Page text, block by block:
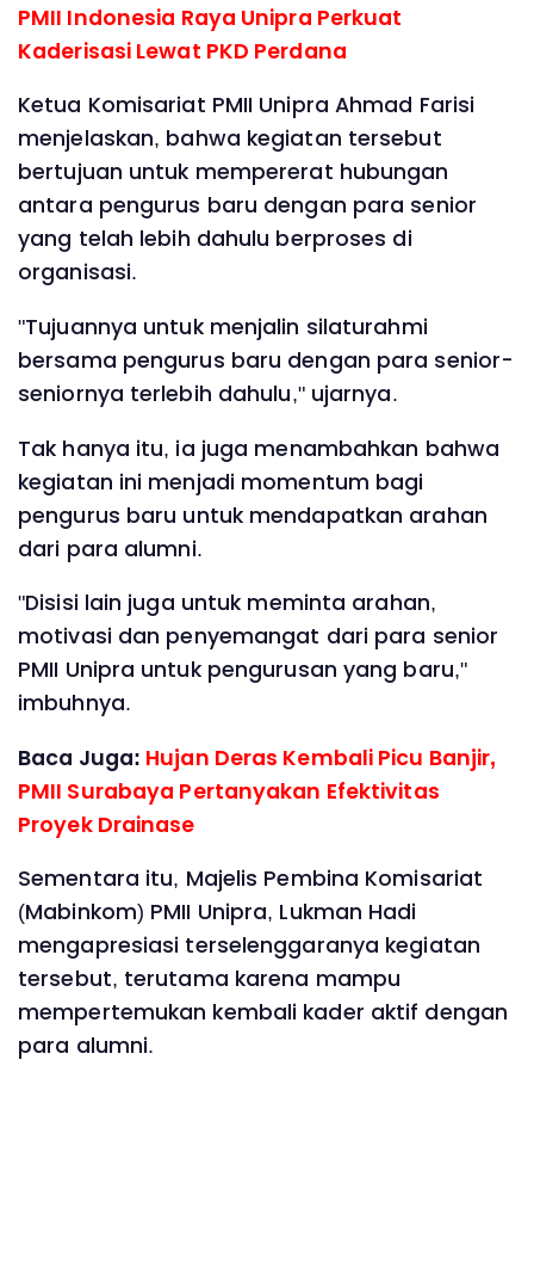
PMII Indonesia Raya Unipra Perkuat
Kaderisasi Lewat PKD Perdana
‎Ketua Komisariat PMII Unipra Ahmad Farisi
menjelaskan, bahwa kegiatan tersebut
bertujuan untuk mempererat hubungan
antara pengurus baru dengan para senior
yang telah lebih dahulu berproses di
organisasi.
‎"Tujuannya untuk menjalin silaturahmi
bersama pengurus baru dengan para senior-
seniornya terlebih dahulu," ujarnya.‎
‎Tak hanya itu, ia juga menambahkan bahwa
kegiatan ini menjadi momentum bagi
pengurus baru untuk mendapatkan arahan
dari para alumni.
‎"Disisi lain juga untuk meminta arahan,
motivasi dan penyemangat dari para senior
PMII Unipra untuk pengurusan yang baru,"
imbuhnya.
Baca Juga: Hujan Deras Kembali Picu Banjir,
PMII Surabaya Pertanyakan Efektivitas
Proyek Drainase
‎Sementara itu, Majelis Pembina Komisariat
(Mabinkom) PMII Unipra, Lukman Hadi
mengapresiasi terselenggaranya kegiatan
tersebut, terutama karena mampu
mempertemukan kembali kader aktif dengan
para alumni.‎